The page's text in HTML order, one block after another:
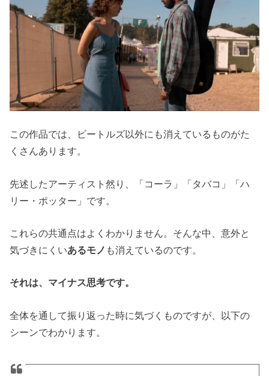
この作品では、ビートルズ以外にも消えているものがた
くさんあります。
先述したアーティスト然り、「コーラ」「タバコ」「ハ
リー・ポッター」です。
これらの共通点はよくわかりません。そんな中、意外と
気づきにくいあるモノ も消えているのです。
それは、マイナス思考です。
全体を通して振り返った時に気づくものですが、以下の
シーンでわかります。